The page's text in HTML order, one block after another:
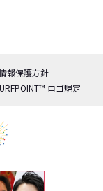
報保護方針
ロゴ規定